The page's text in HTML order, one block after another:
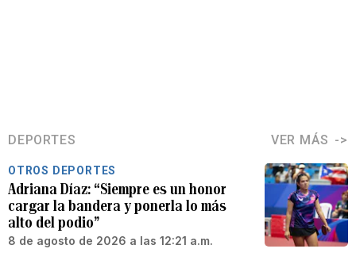
DEPORTES VER MÁS
OTROS DEPORTES
Adriana Díaz: “Siempre es un honor
cargar la bandera y ponerla lo más
alto del podio”
8 de agosto de 2026 a las 12:21 a.m.